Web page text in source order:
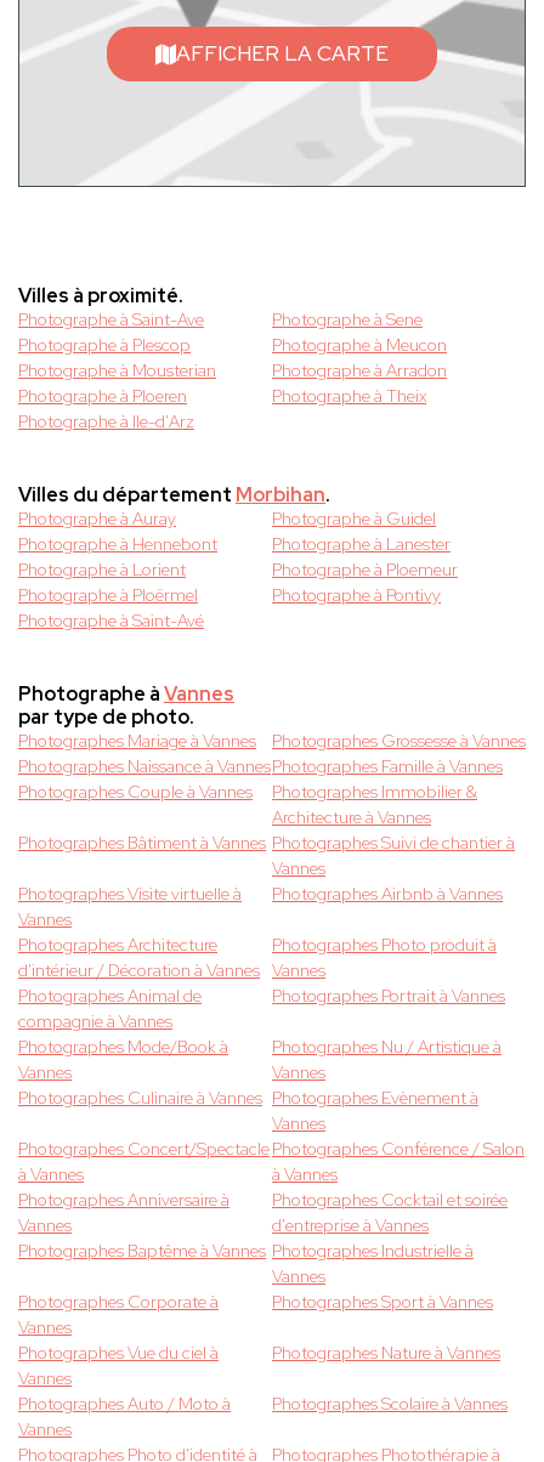
AFFICHER LA CARTE
Villes à proximité.
Photographe à Saint-Ave
Photographe à Sene
Photographe à Plescop
Photographe à Meucon
Photographe à Mousterian
Photographe à Arradon
Photographe à Ploeren
Photographe à Theix
Photographe à Ile-d'Arz
Villes du département Morbihan.
Photographe à Auray
Photographe à Guidel
Photographe à Hennebont
Photographe à Lanester
Photographe à Lorient
Photographe à Ploemeur
Photographe à Ploërmel
Photographe à Pontivy
Photographe à Saint-Avé
Photographe àVannes
par type de photo.
Photographes Mariage à Vannes
Photographes Grossesse à Vannes
Photographes Naissance à VannesPhotographes Famille à Vannes
Photographes Couple à Vannes
Photographes Immobilier &
Architecture à Vannes
Photographes Bâtiment à Vannes Photographes Suivi de chantier à
Vannes
Photographes Visite virtuelle à
Vannes
Photographes Airbnb à Vannes
Photographes Architecture
d'intérieur / Décoration à Vannes
Photographes Photo produit à
Vannes
Photographes Animal de
compagnie à Vannes
Photographes Portrait à Vannes
Photographes Mode/Book à
Vannes
Photographes Nu / Artistique à
Vannes
Photographes Culinaire à Vannes Photographes Evènement à
Vannes
Photographes Concert/Spectacle
à Vannes
Photographes Conférence / Salon
à Vannes
Photographes Anniversaire à
Vannes
Photographes Cocktail et soirée
d'entreprise à Vannes
Photographes Baptême à Vannes Photographes Industrielle à
Vannes
Photographes Corporate à
Vannes
Photographes Sport à Vannes
Photographes Vue du ciel à
Vannes
Photographes Nature à Vannes
Photographes Auto / Moto à
Vannes
Photographes Scolaire à Vannes
Photographes Photo d'identité à Photographes Photothérapie à